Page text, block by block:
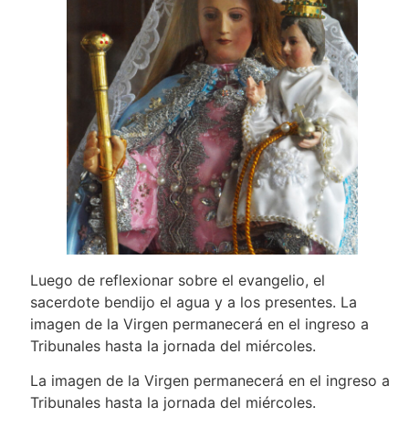
Luego de reflexionar sobre el evangelio, el
sacerdote bendijo el agua y a los presentes. La
imagen de la Virgen permanecerá en el ingreso a
Tribunales hasta la jornada del miércoles.
La imagen de la Virgen permanecerá en el ingreso a
Tribunales hasta la jornada del miércoles.